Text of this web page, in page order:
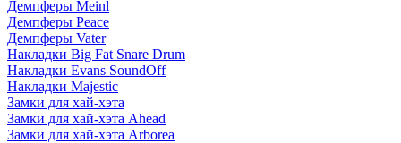
Демпферы Meinl
Демпферы Peace
Демпферы Vater
Накладки Big Fat Snare Drum
Накладки Evans SoundOff
Накладки Majestic
Замки для хай-хэта
Замки для хай-хэта Ahead
Замки для хай-хэта Arborea